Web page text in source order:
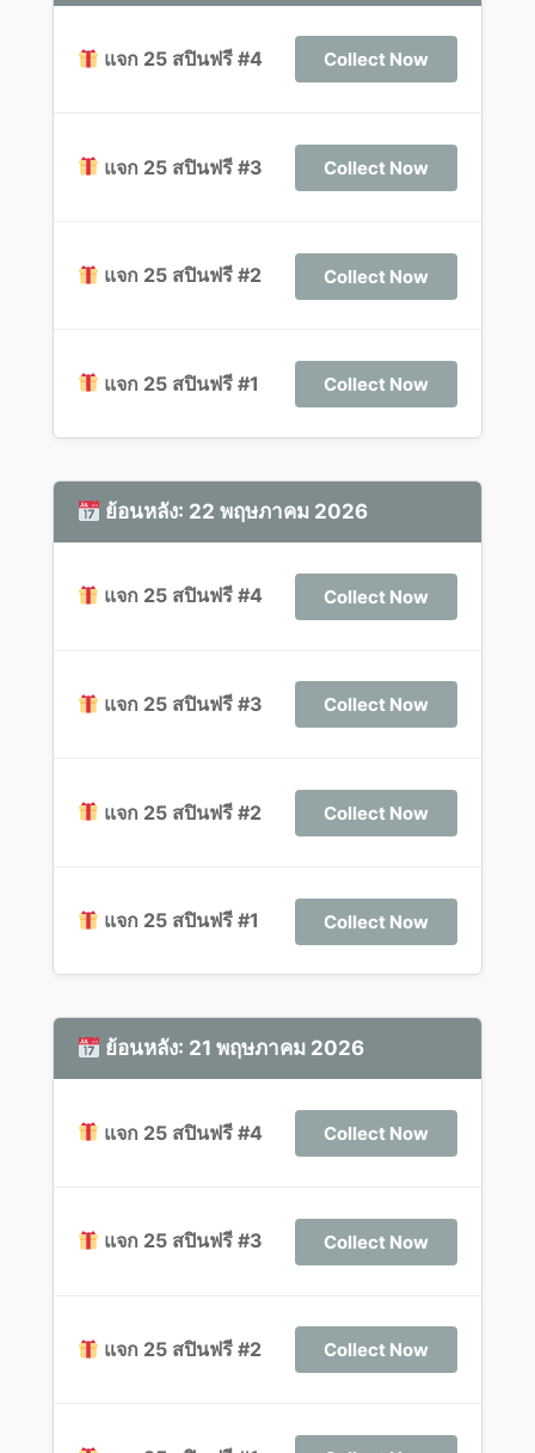
แจก 25 สปินฟรี #4 Collect Now
แจก 25 สปินฟรี #3 Collect Now
แจก 25 สปินฟรี #2 Collect Now
แจก 25 สปินฟรี #1 Collect Now
ย้อนหลัง: 22 พฤษภาคม 2026
แจก 25 สปินฟรี #4 Collect Now
แจก 25 สปินฟรี #3 Collect Now
แจก 25 สปินฟรี #2 Collect Now
แจก 25 สปินฟรี #1 Collect Now
ย้อนหลัง: 21 พฤษภาคม 2026
แจก 25 สปินฟรี #4 Collect Now
แจก 25 สปินฟรี #3 Collect Now
แจก 25 สปินฟรี #2 Collect Now